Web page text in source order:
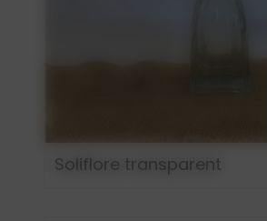
Soliflore transparent